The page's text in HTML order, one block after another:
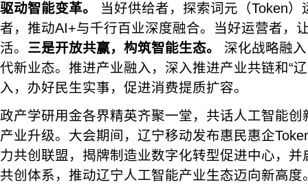
驱动智能变革。
当好供给者，探索词元（Token
者，推动AI+与千行百业深度融合。当好运营者，
活。 三是开放共赢，构筑智能生态。
深化战略融
代新业态。推进产业融入，深入推进产业共链和“
入，办好民生实事，促进消费提质扩容。
政产学研用金各界精英齐聚一堂，共话人工智能
产业升级。大会期间，辽宁移动发布惠民惠企
力共创联盟，揭牌制造业数字化转型促进中心，
共创体系，推动辽宁人工智能产业生态迈向新高度